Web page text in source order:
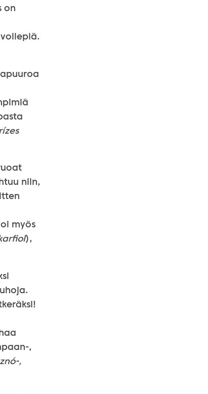
on
niin,
myös
),
,
,